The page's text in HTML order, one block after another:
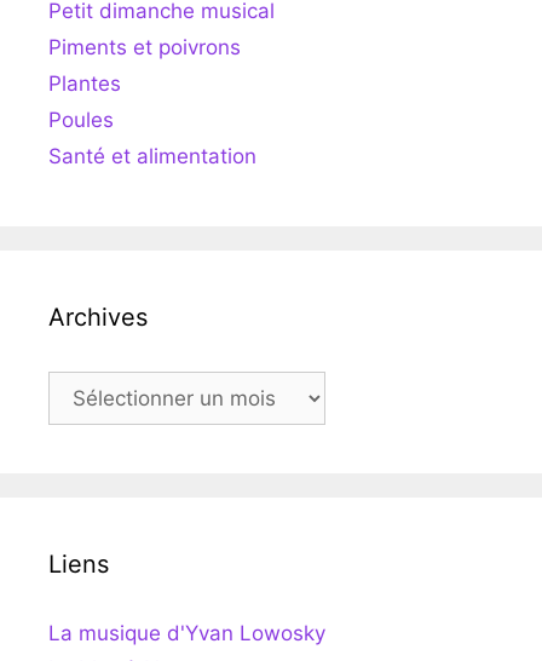
Petit dimanche musical
Piments et poivrons
Plantes
Poules
Santé et alimentation
Archives
Archives
Liens
La musique d'Yvan Lowosky